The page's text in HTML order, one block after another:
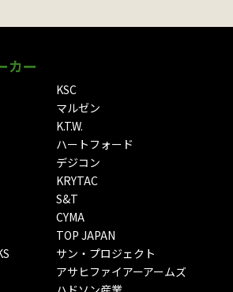
カー
KSC
マルゼン
K.T.W.
ハートフォード
デジコン
KRYTAC
S&T
CYMA
TOP JAPAN
サン・プロジェクト
アサヒファイアーアームズ